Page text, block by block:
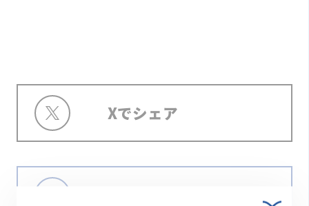
Xでシェア